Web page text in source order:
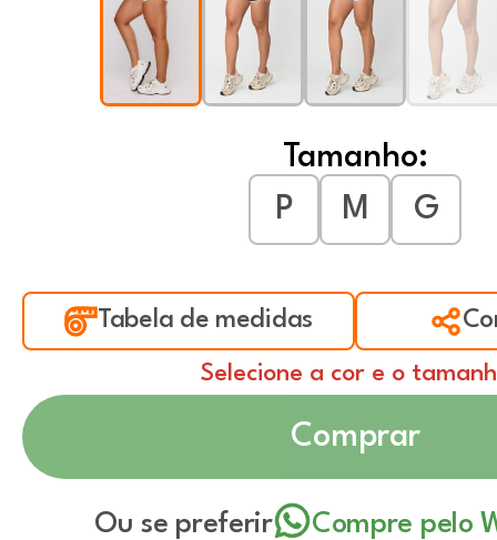
Tamanho:
P
M G
Tabela de medidas
Selecione a cor e o
Comprar
Ou se preferir Compre pelo